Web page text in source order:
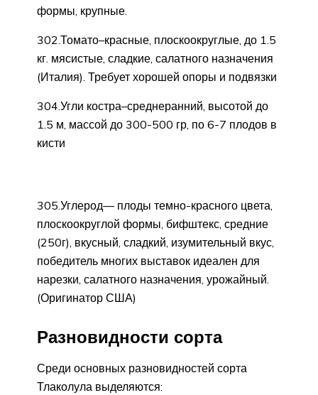
формы, крупные.
302.Томато–красные, плоскоокруглые, до 1.5
кг. мясистые, сладкие, салатного назначения
(Италия). Требует хорошей опоры и подвязки
304.Угли костра–среднеранний, высотой до
1.5 м, массой до 300-500 гр, по 6-7 плодов в
кисти
305.Углерод— плоды темно-красного цвета,
плоскоокруглой формы, бифштекс, средние
(250г), вкусный, сладкий, изумительный вкус,
победитель многих выставок идеален для
нарезки, салатного назначения, урожайный.
(Оригинатор США)
Разновидности сорта
Среди основных разновидностей сорта
Тлаколула выделяются: